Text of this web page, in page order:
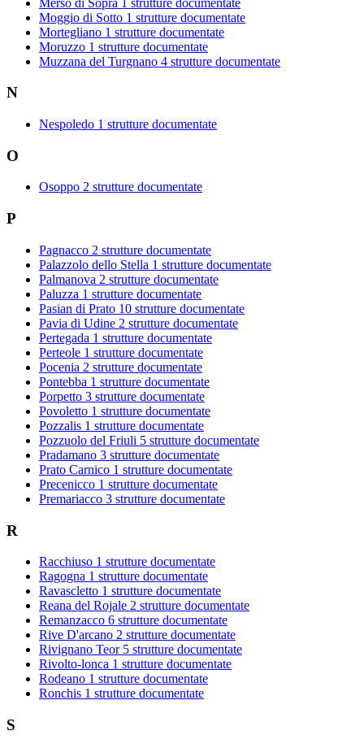
Moggio di Sotto 1 strutture documentate
Mortegliano 1 strutture documentate
Moruzzo 1 strutture documentate
Muzzana del Turgnano 4 strutture documentate
N
Nespoledo 1 strutture documentate
O
Osoppo 2 strutture documentate
P
Pagnacco 2 strutture documentate
Palazzolo dello Stella 1 strutture documentate
Palmanova 2 strutture documentate
Paluzza 1 strutture documentate
Pasian di Prato 10 strutture documentate
Pavia di Udine 2 strutture documentate
Pertegada 1 strutture documentate
Perteole 1 strutture documentate
Pocenia 2 strutture documentate
Pontebba 1 strutture documentate
Porpetto 3 strutture documentate
Povoletto 1 strutture documentate
Pozzalis 1 strutture documentate
Pozzuolo del Friuli 5 strutture documentate
Pradamano 3 strutture documentate
Prato Carnico 1 strutture documentate
Precenicco 1 strutture documentate
Premariacco 3 strutture documentate
R
Racchiuso 1 strutture documentate
Ragogna 1 strutture documentate
Ravascletto 1 strutture documentate
Reana del Rojale 2 strutture documentate
Remanzacco 6 strutture documentate
Rive D'arcano 2 strutture documentate
Rivignano Teor 5 strutture documentate
Rivolto-lonca 1 strutture documentate
Rodeano 1 strutture documentate
Ronchis 1 strutture documentate
S